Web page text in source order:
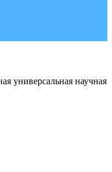
универсальная научная